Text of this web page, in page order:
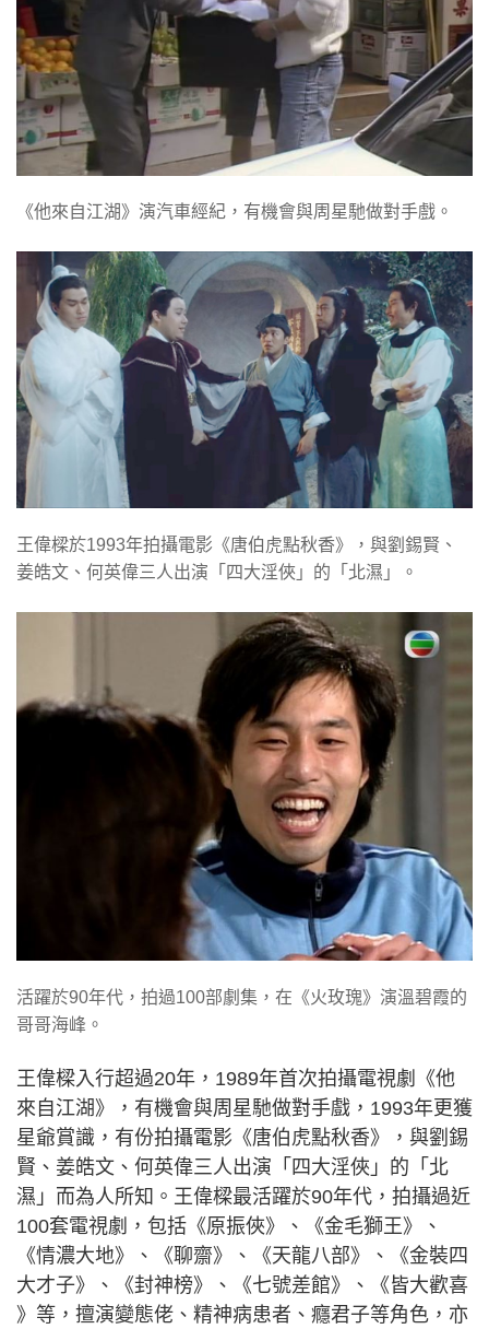
《他來自江湖》演汽車經紀，有機會與周星馳做對手戲。
王偉樑於1993年拍攝電影《唐伯虎點秋香》，與劉錫賢、
姜皓文、何英偉三人出演「四大淫俠」的「北濕」。
活躍於90年代，拍過100部劇集，在《火玫瑰》演溫碧霞的
哥哥海峰。
王偉樑入行超過20年，1989年首次拍攝電視劇《他
來自江湖》，有機會與周星馳做對手戲，1993年更獲
星爺賞識，有份拍攝電影《唐伯虎點秋香》，與劉錫
賢、姜皓文、何英偉三人出演「四大淫俠」的「北
濕」而為人所知。王偉樑最活躍於90年代，拍攝過近
100套電視劇，包括《原振俠》、《金毛獅王》、
《情濃大地》、《聊齋》、《天龍八部》、《金裝四
大才子》、《封神榜》、《七號差館》、《皆大歡喜
》等，擅演變態佬、精神病患者、癮君子等角色，亦